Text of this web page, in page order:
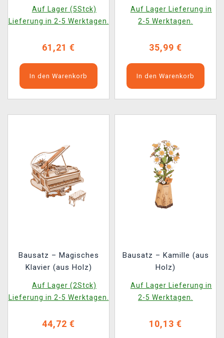
Auf Lager (5Stck)
Lieferung in 2-5 Werktagen.
61,21 €
In den Warenkorb
Auf Lager Lieferung in
2-5 Werktagen.
35,99 €
In den Warenkorb
Bausatz – Magisches
Klavier (aus Holz)
Auf Lager (2Stck)
Lieferung in 2-5 Werktagen.
44,72 €
Bausatz – Kamille (aus
Holz)
Auf Lager Lieferung in
2-5 Werktagen.
10,13 €